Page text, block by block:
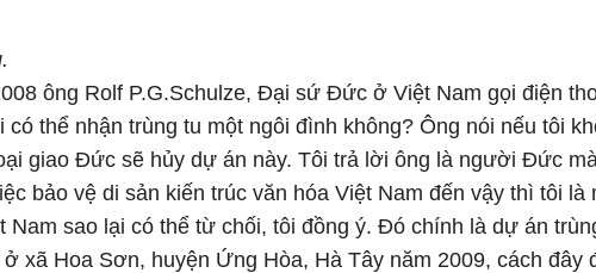
ông Rolf P.G.Schulze, Đại sứ Đức ở Việt Nam gọi điện
có thể nhận trùng tu một ngôi đình không? Ông nói nếu tôi
giao Đức sẽ hủy dự án này. Tôi trả lời ông là người Đức
bảo vệ di sản kiến trúc văn hóa Việt Nam đến vậy thì tôi là
Nam sao lại có thể từ chối, tôi đồng ý. Đó chính là dự án
xã Hoa Sơn, huyện Ứng Hòa, Hà Tây năm 2009, cách đây